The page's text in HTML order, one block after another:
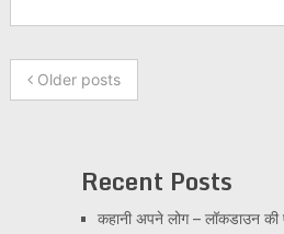
Older posts
Recent Posts
कहानी अपने लोग – लॉकडाउन की